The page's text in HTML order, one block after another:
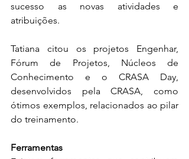
sucesso as novas atividades e
atribuições.
Tatiana citou os projetos Engenhar,
Fórum de Projetos, Núcleos de
Conhecimento e o CRASA Day,
desenvolvidos pela CRASA, como
ótimos exemplos, relacionados ao pilar
do treinamento.
Ferramentas